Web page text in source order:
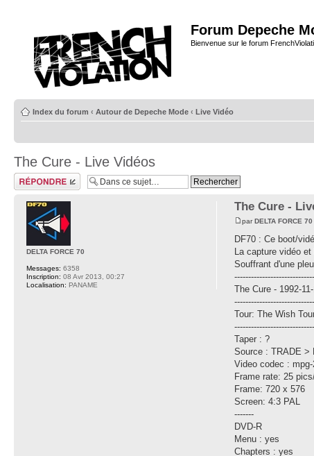
Forum Depeche
Bienvenue sur le forum
Index du forum ‹ Autour de Depeche Mode ‹ Live Vidéo
The Cure - Live Vidéos
Répondre
The Cure -
parDELTA FORCE 70
DF70 : Ce boot/
La capture vidéo
Souffrant d'une
The Cure - 1992-
Tour: The Wish
Taper : ?
Source : TRADE >
Video codec : mpg-
Frame rate: 25
Frame: 720 x 576
Screen: 4:3 PAL
-------
DVD-R
Menu : yes
Chapters : yes
DELTA FORCE 70
Messages: 6358
Inscription: 08 Avr 2013, 00:27
Localisation: PANAME